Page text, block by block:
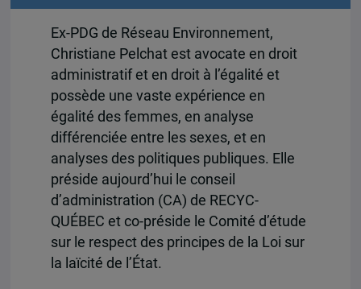
Ex-PDG de Réseau Environnement,
Christiane Pelchat est avocate en droit
administratif et en droit à l’égalité et
possède une vaste expérience en
égalité des femmes, en analyse
différenciée entre les sexes, et en
analyses des politiques publiques. Elle
préside aujourd’hui le conseil
d’administration (CA) de RECYC-
QUÉBEC et co-préside le Comité d’étude
sur le respect des principes de la Loi sur
la laïcité de l’État.